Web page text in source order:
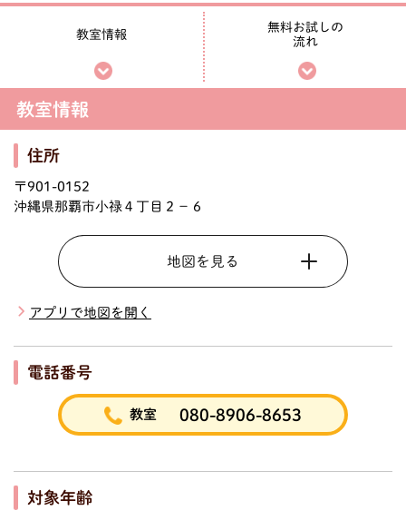
教室情報
無料お試しの
流れ
教室情報
住所
〒901-0152
沖縄県那覇市小禄４丁目２－６
地図を見る
アプリで地図を開く
電話番号
教室 080-8906-8653
対象年齢